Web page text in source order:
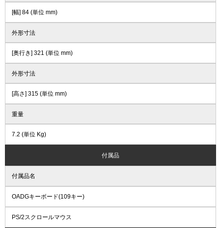
[幅] 84 (単位 mm)
外形寸法
[奥行き] 321 (単位 mm)
外形寸法
[高さ] 315 (単位 mm)
重量
7.2 (単位 Kg)
付属品
付属品名
OADGキーボード(109キー)
PS/2スクロールマウス